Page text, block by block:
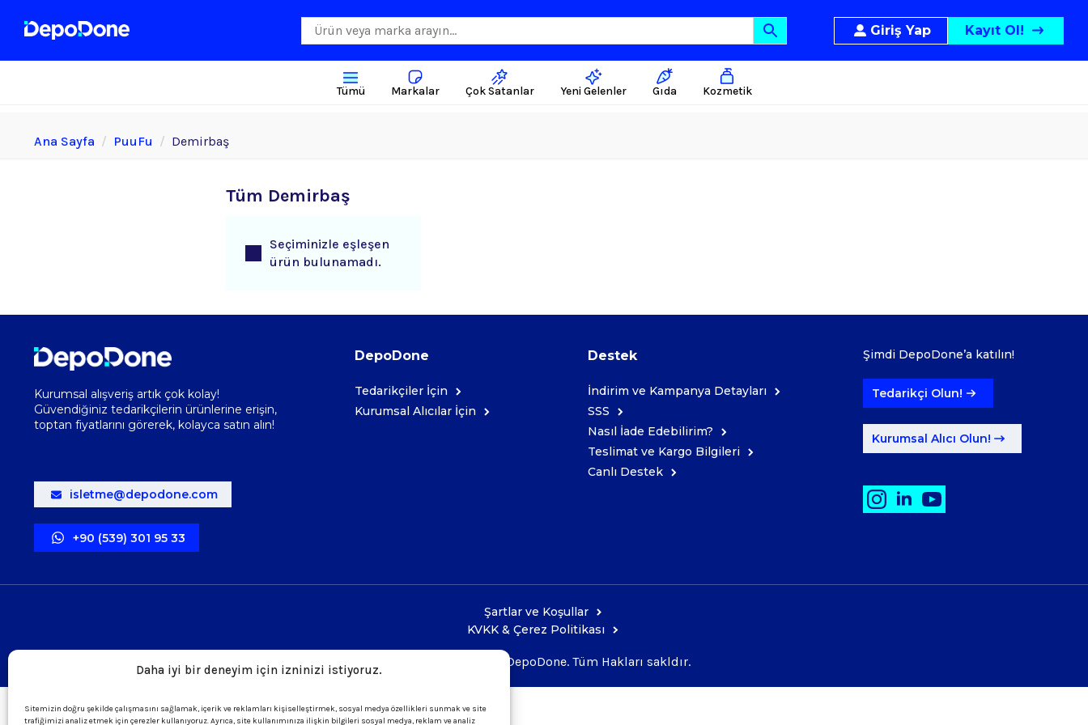
Daha iyi bir deneyim için izninizi istiyoruz.
Sitemizin doğru şekilde çalışmasını sağlamak, içerik ve reklamları kişiselleştirmek, sosyal medya özellikleri sunmak ve site
trafiğimizi analiz etmek için çerezler kullanıyoruz. Ayrıca, site kullanımınıza ilişkin bilgileri sosyal medya, reklam ve analiz
Giriş Yap Kayıt Ol!
Tümü Markalar Çok Satanlar Yeni Gelenler Gıda Kozmetik
Ana Sayfa PuuFu Demirbaş
Tüm Demirbaş
Seçiminizle eşleşen
ürün bulunamadı.
Kurumsal alışveriş artık çok kolay!
Güvendiğiniz tedarikçilerin ürünlerine erişin,
toptan fiyatlarını görerek, kolayca satın alın!
isletme@depodone.com
+90 (539) 301 95 33
DepoDone
Tedarikçiler İçin
Kurumsal Alıcılar İçin
Destek
İndirim ve Kampanya Detayları
SSS
Nasıl İade Edebilirim?
Teslimat ve Kargo Bilgileri
Canlı Destek
Şimdi DepoDone’a katılın!
Tedarikçi Olun!
Kurumsal Alıcı Olun!
Şartlar ve Koşullar
KVKK & Çerez Politikası
Copyright © 2026 DepoDone. Tüm Hakları sakldır.